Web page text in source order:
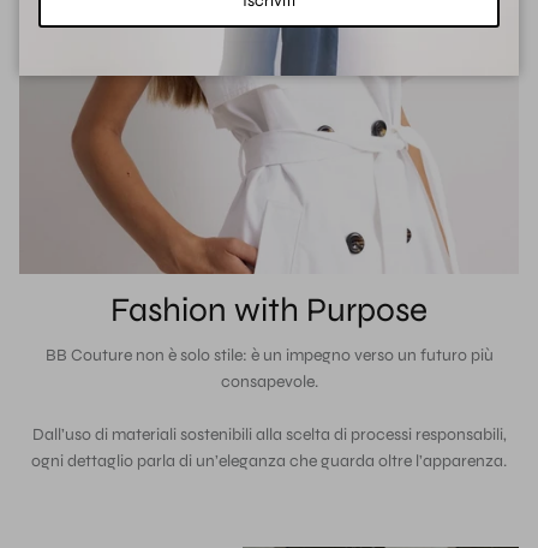
Fashion with Purpose
BB Couture non è solo stile: è un impegno verso un futuro più
consapevole.
Dall’uso di materiali sostenibili alla scelta di processi responsabili,
ogni dettaglio parla di un’eleganza che guarda oltre l’apparenza.